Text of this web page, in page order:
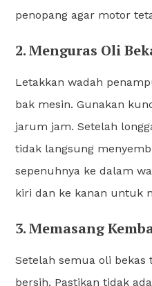
penopang agar motor
2. Menguras Oli
Letakkan wadah
bak mesin. Gunakan
jarum jam. Setelah
tidak langsung
sepenuhnya ke dalam
kiri dan ke kanan untuk
3. Memasang
Setelah semua oli
bersih. Pastikan tidak